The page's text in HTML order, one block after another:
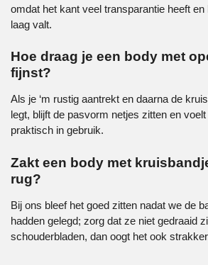
omdat het kant veel transparantie heeft
laag valt.
Hoe draag je een body met
fijnst?
Als je ‘m rustig aantrekt en daarna de
legt, blijft de pasvorm netjes zitten en
praktisch in gebruik.
Zakt een body met
rug?
Bij ons bleef het goed zitten nadat we de
hadden gelegd; zorg dat ze niet gedraaid
schouderbladen, dan oogt het ook